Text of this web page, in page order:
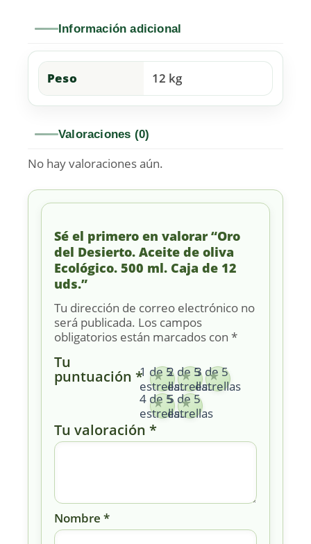
Información adicional
Peso 12 kg
Valoraciones (0)
No hay valoraciones aún.
Sé el primero en valorar “Oro
del Desierto. Aceite de oliva
Ecológico. 500 ml. Caja de 12
uds.”
Tu dirección de correo electrónico no
será publicada. Los campos
obligatorios están marcados con *
Tu
puntuación *1 de 5
estrellas
2 de 5
estrellas
3 de 5
estrellas
4 de 5
estrellas
5 de 5
estrellas
Tu valoración *
Nombre *